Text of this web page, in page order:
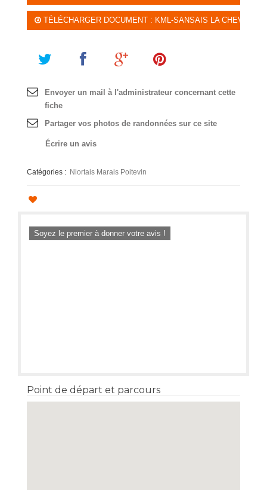
TÉLÉCHARGER DOCUMENT : KML-SANSAIS LA
Envoyer un mail à l'administrateur concernant cette
fiche
Partager vos photos de randonnées sur ce site
Écrire un avis
Catégories : Niortais Marais Poitevin
Soyez le premier à donner votre avis !
Point de départ et parcours